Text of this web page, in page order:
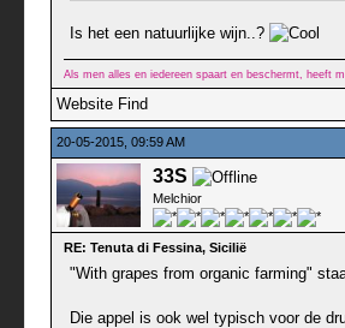
Is het een natuurlijke wijn..?
Als men alles en iedereen spaart en beschermt, heeft
Website Find
20-05-2015, 09:59 AM
33S
Melchior
RE: Tenuta di Fessina, Sicilië
"With grapes from organic farming"
Die appel is ook wel typisch voor de